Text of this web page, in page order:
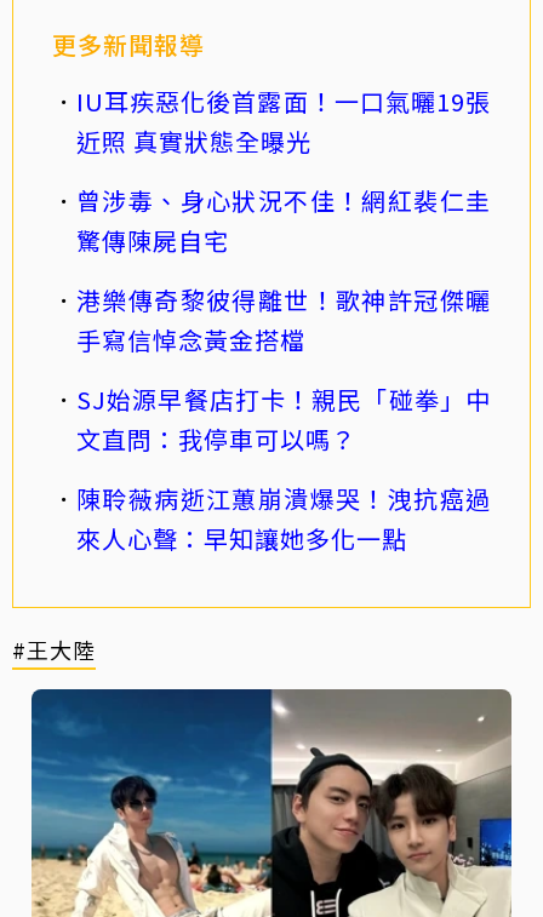
更多新聞報導
IU耳疾惡化後首露面！一口氣曬19張
近照 真實狀態全曝光
曾涉毒、身心狀況不佳！網紅裴仁圭
驚傳陳屍自宅
港樂傳奇黎彼得離世！歌神許冠傑曬
手寫信悼念黃金搭檔
SJ始源早餐店打卡！親民「碰拳」中
文直問：我停車可以嗎？
陳聆薇病逝江蕙崩潰爆哭！洩抗癌過
來人心聲：早知讓她多化一點
#王大陸